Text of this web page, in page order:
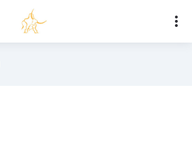
more_vert